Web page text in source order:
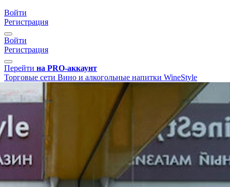
Войти
Регистрация
Войти
Регистрация
Перейти на PRO-аккаунт
Торговые сети Вино и алкогольные напитки WineStyle